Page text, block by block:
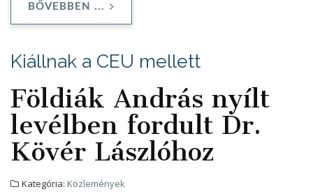
BŐVEBBEN ...
Kiállnak a CEU mellett
Földiák András nyílt
levélben fordult Dr.
Kövér Lászlóhoz
Kategória: Közlemények